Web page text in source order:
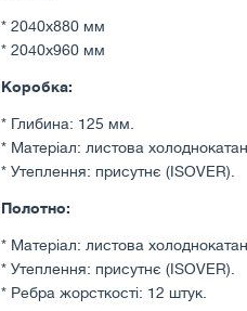
* 2040х880 мм
* 2040х960 мм
Коробка:
* Глибина: 125 мм.
* Матеріал: листова
* Утеплення: присутнє (ISOVER).
Полотно:
* Матеріал: листова
* Утеплення: присутнє (ISOVER).
* Ребра жорсткості: 12 штук.